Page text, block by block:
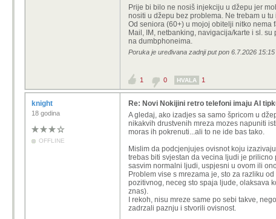
Prije bi bilo ne nosiš injekciju u džepu jer
nositi u džepu bez problema. Ne trebam u
Od seniora (60+) u mojoj obitelji nitko nema
Mail, IM, netbanking, navigacija/karte i sl.
na dumbphoneima.
Poruka je uređivana zadnji put pon 6.7.2026 15:15
1 0 HVALA 1
knight
18 godina
OFFLINE
Re: Novi Nokijini retro telefoni imaju AI
A gledaj, ako izadjes sa samo špricom u
nikakvih drustvenih mreza mozes napuniti
moras ih pokrenuti...ali to ne ide bas tako.
Mislim da podcjenjujes ovisnot koju
trebas biti svjestan da vecina ljudi je
sasvim normalni ljudi, uspjesni u ovom ili
Problem vise s mrezama je, sto za razliku
pozitivnog, neceg sto spaja ljude, olaksava
znas).
I rekoh, nisu mreze same po sebi takve,
zadrzali paznju i stvorili ovisnost.